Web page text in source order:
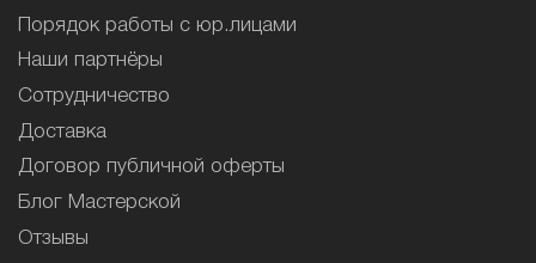
Порядок работы с юр.лицами
Наши партнёры
Сотрудничество
Доставка
Договор публичной оферты
Блог Мастерской
Отзывы